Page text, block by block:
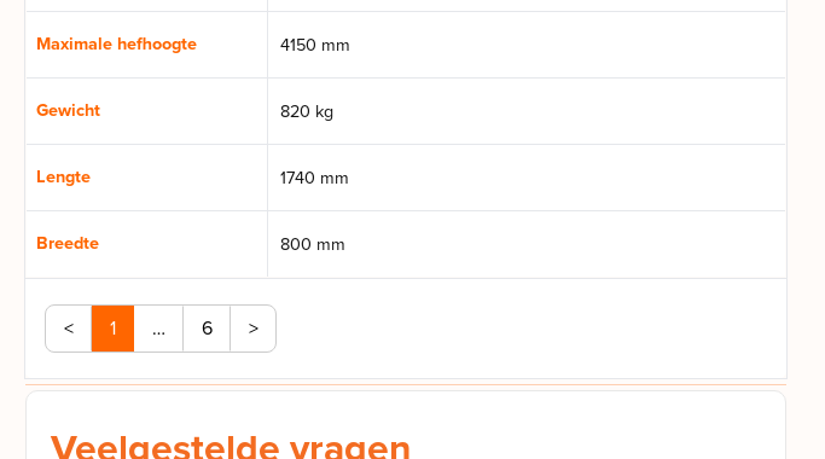
Maximale hefhoogte 4150 mm
Gewicht 820 kg
Lengte 1740 mm
Breedte 800 mm
< 1 … 6 >